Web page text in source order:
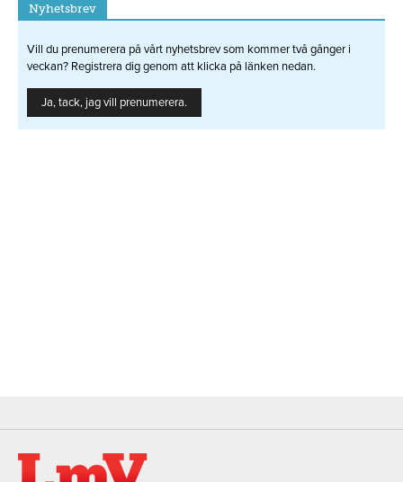
Nyhetsbrev
Vill du prenumerera på vårt nyhetsbrev som kommer två gånger i
veckan? Registrera dig genom att klicka på länken nedan.
Ja, tack, jag vill prenumerera.